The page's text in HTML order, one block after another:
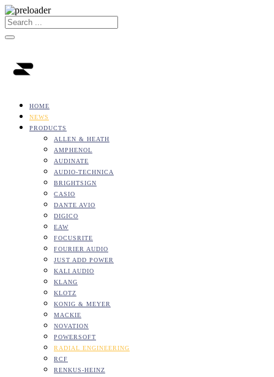
HOME
NEWS
PRODUCTS
ALLEN & HEATH
AMPHENOL
AUDINATE
AUDIO-TECHNICA
BRIGHTSIGN
CASIO
DANTE AVIO
DIGICO
EAW
FOCUSRITE
FOURIER AUDIO
JUST ADD POWER
KALI AUDIO
KLANG
KLOTZ
KONIG & MEYER
MACKIE
NOVATION
POWERSOFT
RADIAL ENGINEERING
RCF
RENKUS-HEINZ